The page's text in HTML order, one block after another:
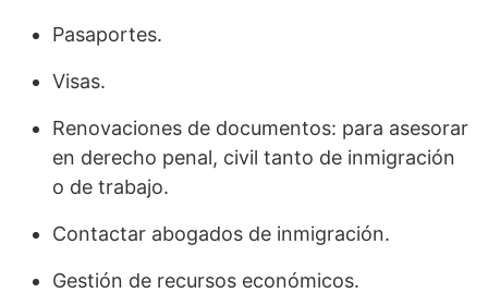
Pasaportes.
Visas.
Renovaciones de documentos: para asesorar
en derecho penal, civil tanto de inmigración
o de trabajo.
Contactar abogados de inmigración.
Gestión de recursos económicos.